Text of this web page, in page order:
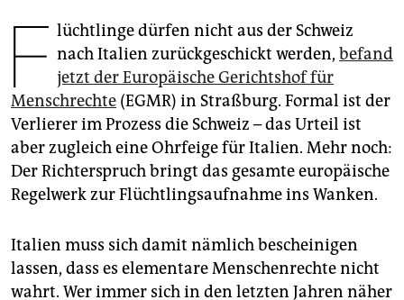
epaper login
F lüchtlinge dürfen nicht aus der Schweiz
nach Italien zurückgeschickt werden, befand
jetzt der Europäische Gerichtshof für
Menschrechte (EGMR) in Straßburg. Formal ist der
Verlierer im Prozess die Schweiz – das Urteil ist
aber zugleich eine Ohrfeige für Italien. Mehr noch:
Der Richterspruch bringt das gesamte europäische
Regelwerk zur Flüchtlingsaufnahme ins Wanken.
Italien muss sich damit nämlich bescheinigen
lassen, dass es elementare Menschenrechte nicht
wahrt. Wer immer sich in den letzten Jahren näher